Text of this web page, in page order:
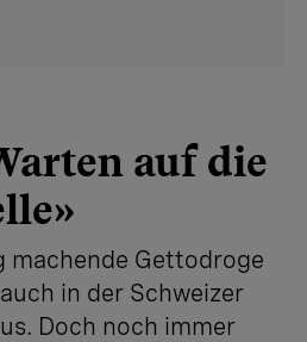
auf die
machende Gettodroge
in der Schweizer
Doch noch immer